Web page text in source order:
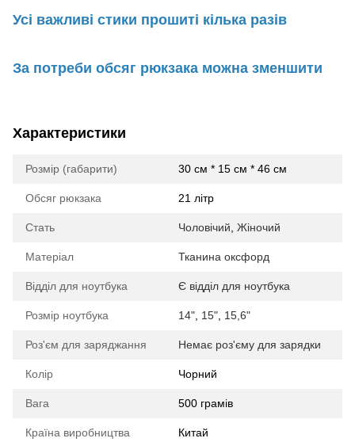
Усі важливі стики прошиті кілька разів
За потреби обсяг рюкзака можна зменшити
Характеристики
Розмір (габарити) 30 см * 15 см * 46 см
Обсяг рюкзака 21 літр
Стать Чоловічий Жіночий
Матеріал Тканина оксфорд
Відділ для ноутбука Є відділ для ноутбука
Розмір ноутбука 14" 15" 15,6"
Роз'єм для заряджання Немає роз'єму для зарядки
Колір Чорний
Вага 500 грамів
Країна виробництва Китай